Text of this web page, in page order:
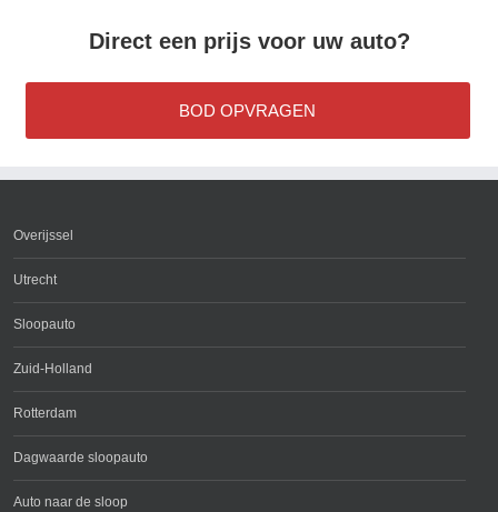
Direct een prijs voor uw auto?
BOD OPVRAGEN
Overijssel
Utrecht
Sloopauto
Zuid-Holland
Rotterdam
Dagwaarde sloopauto
Auto naar de sloop